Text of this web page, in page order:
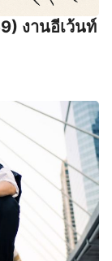
งานอีเว้นท์